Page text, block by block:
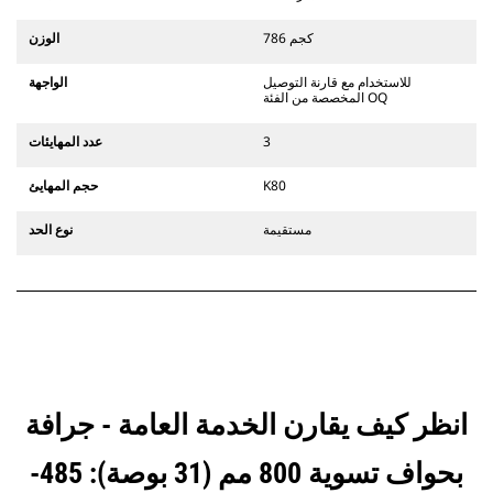
يستخدم مفصلات قارنة التوصيل السريعة
تتوفر قارنات التوصيل المخصصة من
الوزن 786 كجم
الواجهة
للاستخدام مع قارنة التوصيل
المخصصة من الفئة OQ
عدد المهايئات 3
حجم المهايئ K80
نوع الحد مستقيمة
انظر كيف يقارن الخدمة العامة - جرافة
بحواف تسوية 800 مم (31 بوصة): 485-